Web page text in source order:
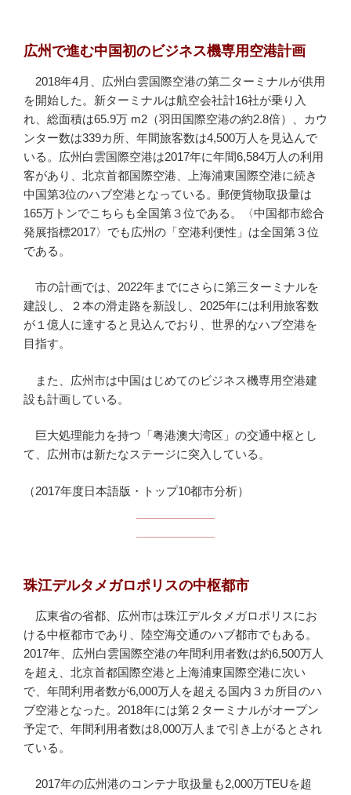
広州で進む中国初のビジネス機専用空港計画
2018年4月、広州白雲国際空港の第二ターミナルが供用
を開始した。新ターミナルは航空会社計16社が乗り入
れ、総面積は65.9万 m2（羽田国際空港の約2.8倍）、カウ
ンター数は339カ所、年間旅客数は4,500万人を見込んで
いる。広州白雲国際空港は2017年に年間6,584万人の利用
客があり、北京首都国際空港、上海浦東国際空港に続き
中国第3位のハブ空港となっている。郵便貨物取扱量は
165万トンでこちらも全国第３位である。〈中国都市総合
発展指標2017〉でも広州の「空港利便性」は全国第３位
である。
市の計画では、2022年までにさらに第三ターミナルを
建設し、２本の滑走路を新設し、2025年には利用旅客数
が１億人に達すると見込んでおり、世界的なハブ空港を
目指す。
また、広州市は中国はじめてのビジネス機専用空港建
設も計画している。
巨大処理能力を持つ「粤港澳大湾区」の交通中枢とし
て、広州市は新たなステージに突入している。
（2017年度日本語版・トップ10都市分析）
珠江デルタメガロポリスの中枢都市
広東省の省都、広州市は珠江デルタメガロポリスにお
ける中枢都市であり、陸空海交通のハブ都市でもある。
2017年、広州白雲国際空港の年間利用者数は約6,500万人
を超え、北京首都国際空港と上海浦東国際空港に次い
で、年間利用者数が6,000万人を超える国内３カ所目のハ
ブ空港となった。2018年には第２ターミナルがオープン
予定で、年間利用者数は8,000万人まで引き上がるとされ
ている。
2017年の広州港のコンテナ取扱量も2,000万TEUを超